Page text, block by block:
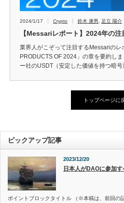
2024/1/17 Crypto 鈴木 康男 足立 陽介
【Messariレポート】2024年の
業界人がこぞって注目するMessariのレ
PRODUCTS OF 2024」の章を要約し
ー社のUSDT（安定した価値を持つ暗号
トップページに
ピックアップ記事
2023/12/20
日本人がDAOに参加
ポイントブロックタイトル （※本稿は、前回の